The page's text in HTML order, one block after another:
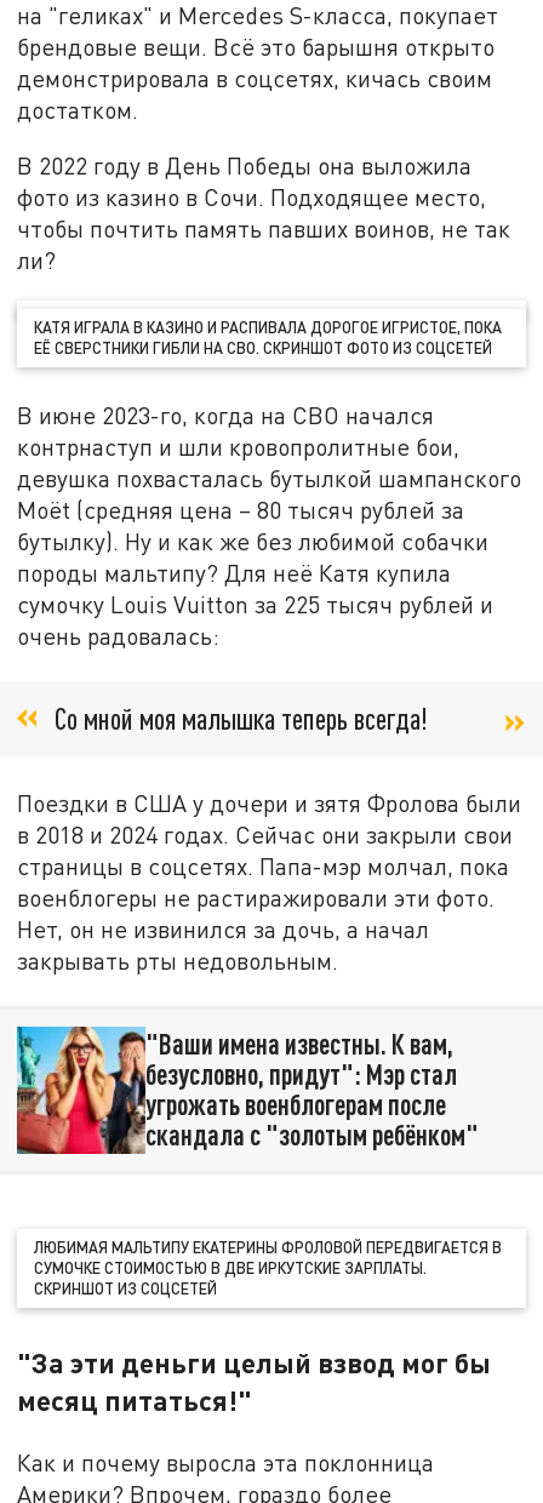
на "геликах" и Mercedes S-класса, покупает
брендовые вещи. Всё это барышня открыто
демонстрировала в соцсетях, кичась своим
достатком.
В 2022 году в День Победы она выложила
фото из казино в Сочи. Подходящее место,
чтобы почтить память павших воинов, не так
ли?
КАТЯ ИГРАЛА В КАЗИНО И РАСПИВАЛА ДОРОГОЕ ИГРИСТОЕ, ПОКА
ЕЁ СВЕРСТНИКИ ГИБЛИ НА СВО. СКРИНШОТ ФОТО ИЗ СОЦСЕТЕЙ
В июне 2023-го, когда на СВО начался
контрнаступ и шли кровопролитные бои,
девушка похвасталась бутылкой шампанского
Moët (средняя цена – 80 тысяч рублей за
бутылку). Ну и как же без любимой собачки
породы мальтипу? Для неё Катя купила
сумочку Louis Vuitton за 225 тысяч рублей и
очень радовалась:
Со мной моя малышка теперь всегда!
Поездки в США у дочери и зятя Фролова были
в 2018 и 2024 годах. Сейчас они закрыли свои
страницы в соцсетях. Папа-мэр молчал, пока
военблогеры не растиражировали эти фото.
Нет, он не извинился за дочь, а начал
закрывать рты недовольным.
"Ваши имена известны. К вам,
безусловно, придут": Мэр стал
угрожать военблогерам после
скандала с "золотым ребёнком"
ЛЮБИМАЯ МАЛЬТИПУ ЕКАТЕРИНЫ ФРОЛОВОЙ ПЕРЕДВИГАЕТСЯ В
СУМОЧКЕ СТОИМОСТЬЮ В ДВЕ ИРКУТСКИЕ ЗАРПЛАТЫ.
СКРИНШОТ ИЗ СОЦСЕТЕЙ
"За эти деньги целый взвод мог бы
месяц питаться!"
Как и почему выросла эта поклонница
Америки? Впрочем, гораздо более